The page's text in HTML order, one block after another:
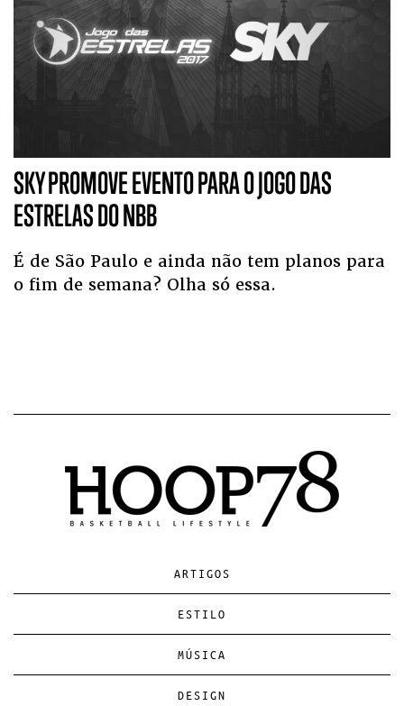
SKY PROMOVE EVENTO PARA O JOGO DAS
ESTRELAS DO NBB
É de São Paulo e ainda não tem planos para
o fim de semana? Olha só essa.
ARTIGOS
ESTILO
MÚSICA
DESIGN